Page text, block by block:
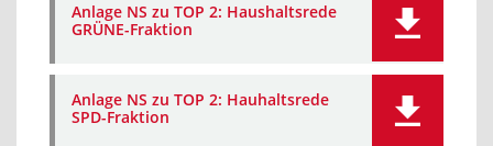
Anlage NS zu TOP 2: Haushaltsrede
GRÜNE-Fraktion
Anlage NS zu TOP 2: Hauhaltsrede
SPD-Fraktion